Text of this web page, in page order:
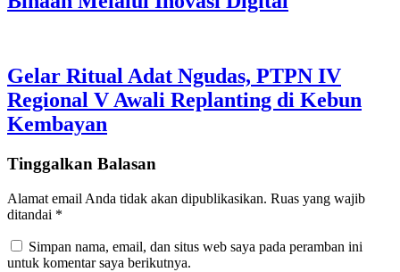
Gelar Ritual Adat Ngudas, PTPN IV
Regional V Awali Replanting di Kebun
Kembayan
Tinggalkan Balasan
Alamat email Anda tidak akan dipublikasikan. Ruas yang wajib
ditandai *
Simpan nama, email, dan situs web saya pada peramban ini
untuk komentar saya berikutnya.